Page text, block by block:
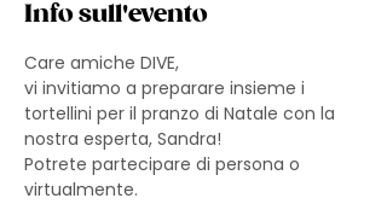
Info sull'evento
Care amiche DIVE,
vi invitiamo a preparare insieme i
tortellini per il pranzo di Natale con la
nostra esperta, Sandra!
Potrete partecipare di persona o
virtualmente.